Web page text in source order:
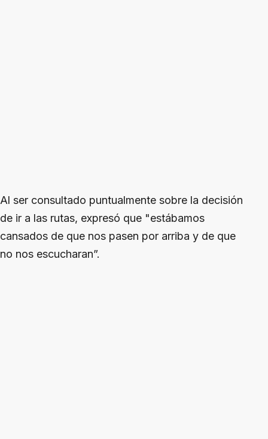
Al ser consultado puntualmente sobre la decisión
de ir a las rutas, expresó que "estábamos
cansados de que nos pasen por arriba y de que
no nos escucharan”.